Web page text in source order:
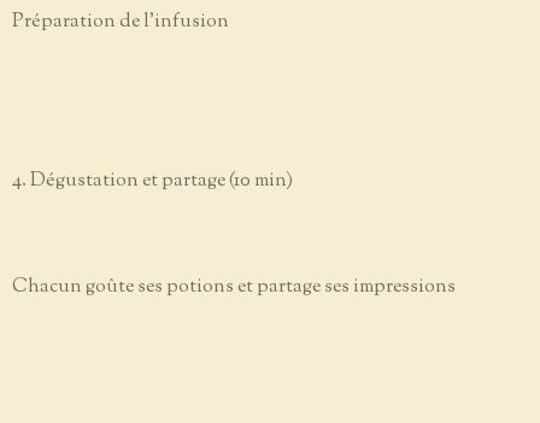
Préparation de l’infusion
4. Dégustation et partage (10 min)
Chacun goûte ses potions et partage ses impressions